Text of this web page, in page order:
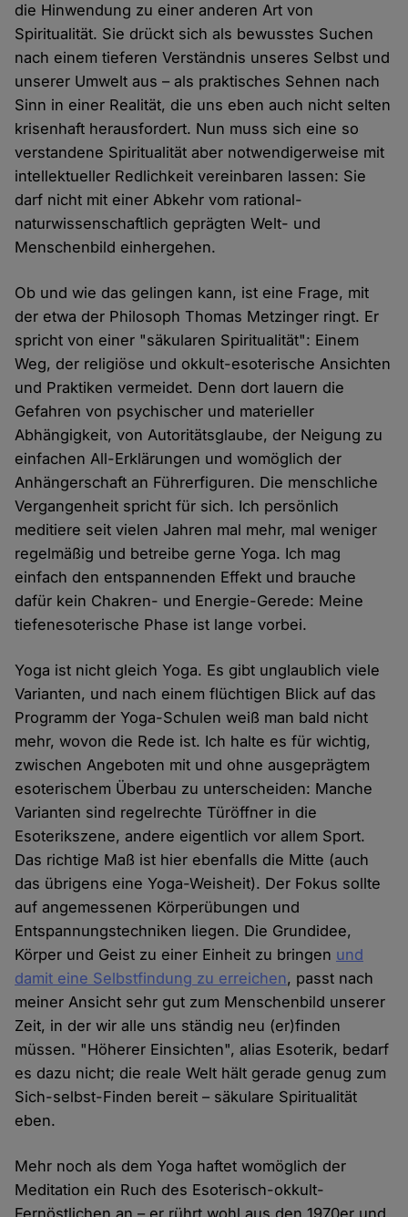
die Hinwendung zu einer anderen Art von
Spiritualität. Sie drückt sich als bewusstes Suchen
nach einem tieferen Verständnis unseres Selbst und
unserer Umwelt aus – als praktisches Sehnen nach
Sinn in einer Realität, die uns eben auch nicht selten
krisenhaft herausfordert. Nun muss sich eine so
verstandene Spiritualität aber notwendigerweise mit
intellektueller Redlichkeit vereinbaren lassen: Sie
darf nicht mit einer Abkehr vom rational-
naturwissenschaftlich geprägten Welt- und
Menschenbild einhergehen.
Ob und wie das gelingen kann, ist eine Frage, mit
der etwa der Philosoph Thomas Metzinger ringt. Er
spricht von einer "säkularen Spiritualität": Einem
Weg, der religiöse und okkult-esoterische Ansichten
und Praktiken vermeidet. Denn dort lauern die
Gefahren von psychischer und materieller
Abhängigkeit, von Autoritätsglaube, der Neigung zu
einfachen All-Erklärungen und womöglich der
Anhängerschaft an Führerfiguren. Die menschliche
Vergangenheit spricht für sich. Ich persönlich
meditiere seit vielen Jahren mal mehr, mal weniger
regelmäßig und betreibe gerne Yoga. Ich mag
einfach den entspannenden Effekt und brauche
dafür kein Chakren- und Energie-Gerede: Meine
tiefenesoterische Phase ist lange vorbei.
Yoga ist nicht gleich Yoga. Es gibt unglaublich viele
Varianten, und nach einem flüchtigen Blick auf das
Programm der Yoga-Schulen weiß man bald nicht
mehr, wovon die Rede ist. Ich halte es für wichtig,
zwischen Angeboten mit und ohne ausgeprägtem
esoterischem Überbau zu unterscheiden: Manche
Varianten sind regelrechte Türöffner in die
Esoterikszene, andere eigentlich vor allem Sport.
Das richtige Maß ist hier ebenfalls die Mitte (auch
das übrigens eine Yoga-Weisheit). Der Fokus sollte
auf angemessenen Körperübungen und
Entspannungstechniken liegen. Die Grundidee,
Körper und Geist zu einer Einheit zu bringen und
damit eine Selbstfindung zu erreichen, passt nach
meiner Ansicht sehr gut zum Menschenbild unserer
Zeit, in der wir alle uns ständig neu (er)finden
müssen. "Höherer Einsichten", alias Esoterik, bedarf
es dazu nicht; die reale Welt hält gerade genug zum
Sich-selbst-Finden bereit – säkulare Spiritualität
eben.
Mehr noch als dem Yoga haftet womöglich der
Meditation ein Ruch des Esoterisch-okkult-